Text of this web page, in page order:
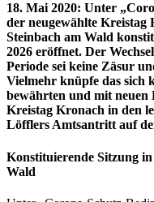
18. Mai 2020: Unter
der neugewählte Kreistag
Steinbach am Wald
2026 eröffnet. Der
Periode sei keine Zäsur
Vielmehr knüpfe das sich
bewährten und mit neuen
Kreistag Kronach in den
Löfflers Amtsantritt auf
Konstituierende Sitzung
Wald